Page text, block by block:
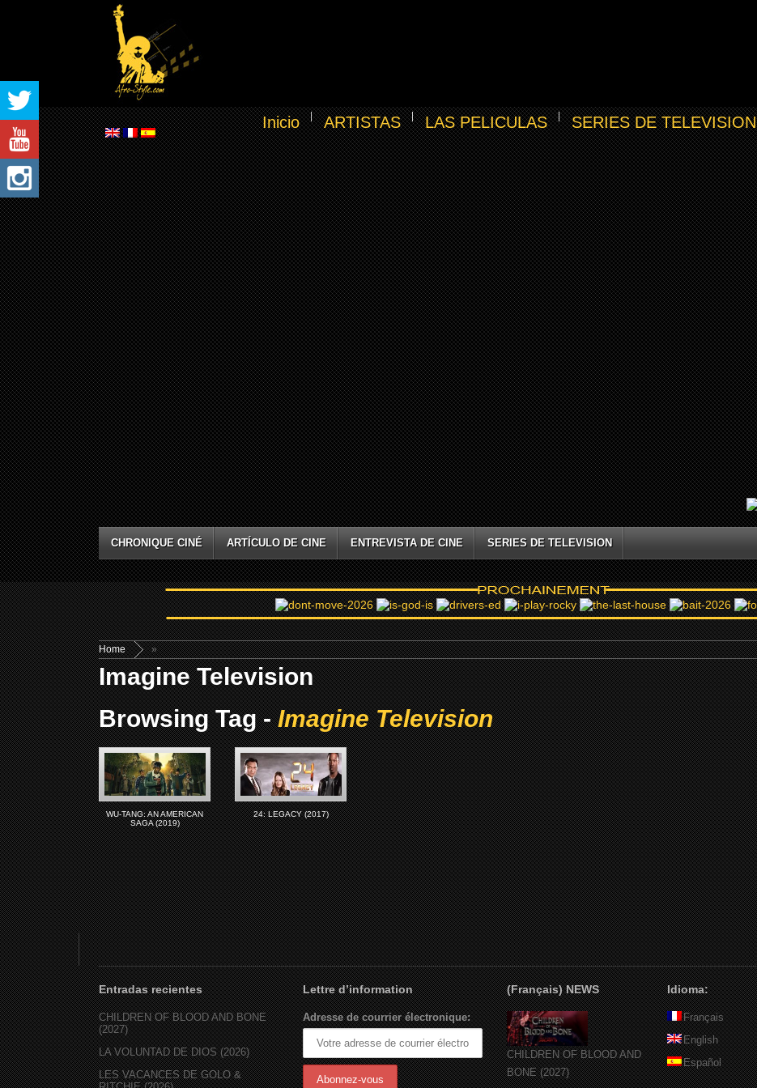
Inicio ARTISTAS LAS PELICULAS SERIES DE TELEVISION
CHRONIQUE CINÉ ARTÍCULO DE CINE ENTREVISTA DE CINE SERIES DE TELEVISION
Home »
Imagine Television
Browsing Tag -Imagine Television
WU-TANG: AN AMERICAN
SAGA (2019)
24: LEGACY (2017)
Entradas recientes
CHILDREN OF BLOOD AND BONE
(2027)
LA VOLUNTAD DE DIOS (2026)
LES VACANCES DE GOLO &
Lettre d’information
Adresse de courrier électronique:
(Français) NEWS
CHILDREN OF BLOOD AND
BONE (2027)
Idioma:
Français
English
Español